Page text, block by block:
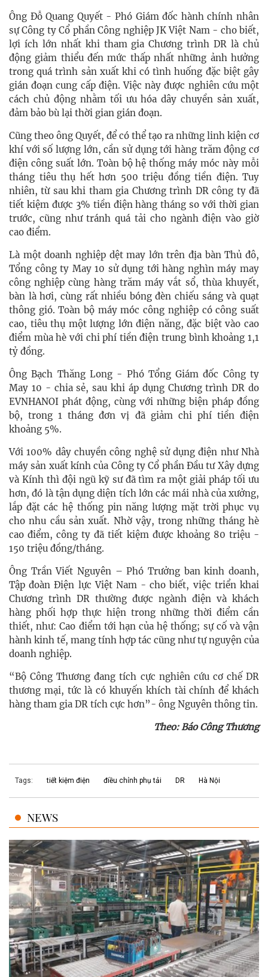
Ông Đỗ Quang Quyết - Phó Giám đốc hành chính nhân
sự Công ty Cổ phần Công nghiệp JK Việt Nam - cho biết,
lợi ích lớn nhất khi tham gia Chương trình DR là chủ
động giảm thiểu đến mức thấp nhất những ảnh hưởng
trong quá trình sản xuất khi có tình huống đặc biệt gây
gián đoạn cung cấp điện. Việc này được nghiên cứu một
cách chủ động nhằm tối ưu hóa dây chuyền sản xuất,
đảm bảo bù lại thời gian gián đoạn.
Cũng theo ông Quyết, để có thể tạo ra những linh kiện cơ
khí với số lượng lớn, cần sử dụng tới hàng trăm động cơ
điện công suất lớn. Toàn bộ hệ thống máy móc này mỗi
tháng tiêu thụ hết hơn 500 triệu đồng tiền điện. Tuy
nhiên, từ sau khi tham gia Chương trình DR công ty đã
tiết kiệm được 3% tiền điện hàng tháng so với thời gian
trước, cũng như tránh quá tải cho ngành điện vào giờ
cao điểm.
Là một doanh nghiệp dệt may lớn trên địa bàn Thủ đô,
Tổng công ty May 10 sử dụng tới hàng nghìn máy may
công nghiệp cùng hàng trăm máy vắt sổ, thùa khuyết,
bàn là hơi, cùng rất nhiều bóng đèn chiếu sáng và quạt
thông gió. Toàn bộ máy móc công nghiệp có công suất
cao, tiêu thụ một lượng lớn điện năng, đặc biệt vào cao
điểm mùa hè với chi phí tiền điện trung bình khoảng 1,1
tỷ đồng.
Ông Bạch Thăng Long - Phó Tổng Giám đốc Công ty
May 10 - chia sẻ, sau khi áp dụng Chương trình DR do
EVNHANOI phát động, cùng với những biện pháp đồng
bộ, trong 1 tháng đơn vị đã giảm chi phí tiền điện
khoảng 5%.
Với 100% dây chuyền công nghệ sử dụng điện như Nhà
máy sản xuất kính của Công ty Cổ phần Đầu tư Xây dựng
và Kính thì đội ngũ kỹ sư đã tìm ra một giải pháp tối ưu
hơn, đó là tận dụng diện tích lớn các mái nhà của xưởng,
lắp đặt các hệ thống pin năng lượng mặt trời phục vụ
cho nhu cầu sản xuất. Nhờ vậy, trong những tháng hè
cao điểm, công ty đã tiết kiệm được khoảng 80 triệu -
150 triệu đồng/tháng.
Ông Trần Viết Nguyên – Phó Trưởng ban kinh doanh,
Tập đoàn Điện lực Việt Nam - cho biết, việc triển khai
Chương trình DR thường được ngành điện và khách
hàng phối hợp thực hiện trong những thời điểm cần
thiết, như: Cao điểm tới hạn của hệ thống; sự cố và vận
hành kinh tế, mang tính hợp tác cũng như tự nguyện của
doanh nghiệp.
“Bộ Công Thương đang tích cực nghiên cứu cơ chế DR
thương mại, tức là có khuyến khích tài chính để khách
hàng tham gia DR tích cực hơn”- ông Nguyên thông tin.
Theo: Báo Công Thương
Tags: tiết kiệm điện điều chỉnh phụ tải DR Hà Nội
NEWS